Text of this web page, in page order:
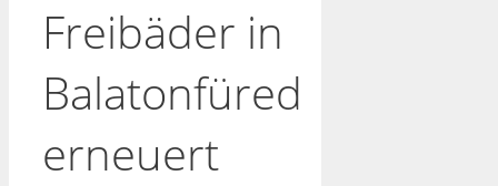
Freibäder in
Balatonfüred
erneuert